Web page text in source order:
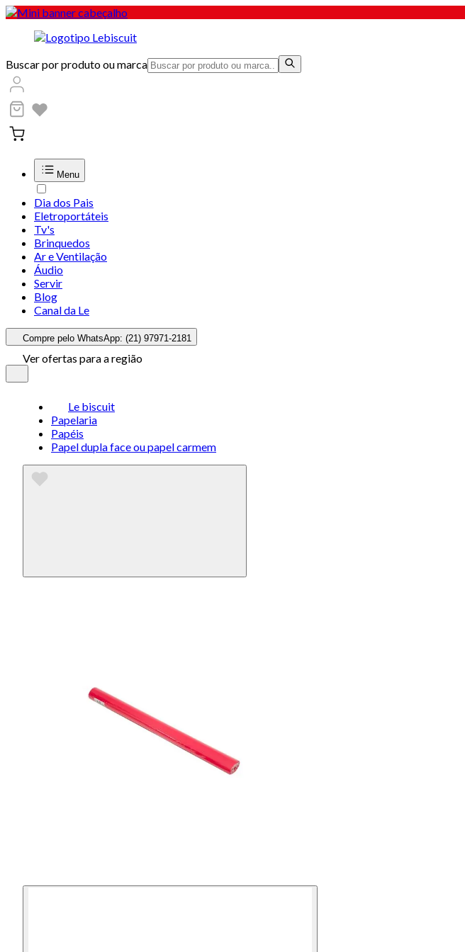
Buscar por produto ou marca
Menu
Dia dos Pais
Eletroportáteis
Tv's
Brinquedos
Ar e Ventilação
Áudio
Servir
Blog
Canal da Le
Compre pelo WhatsApp: (21) 97971-2181
Ver ofertas para a região
Le biscuit
Papelaria
Papéis
Papel dupla face ou papel carmem